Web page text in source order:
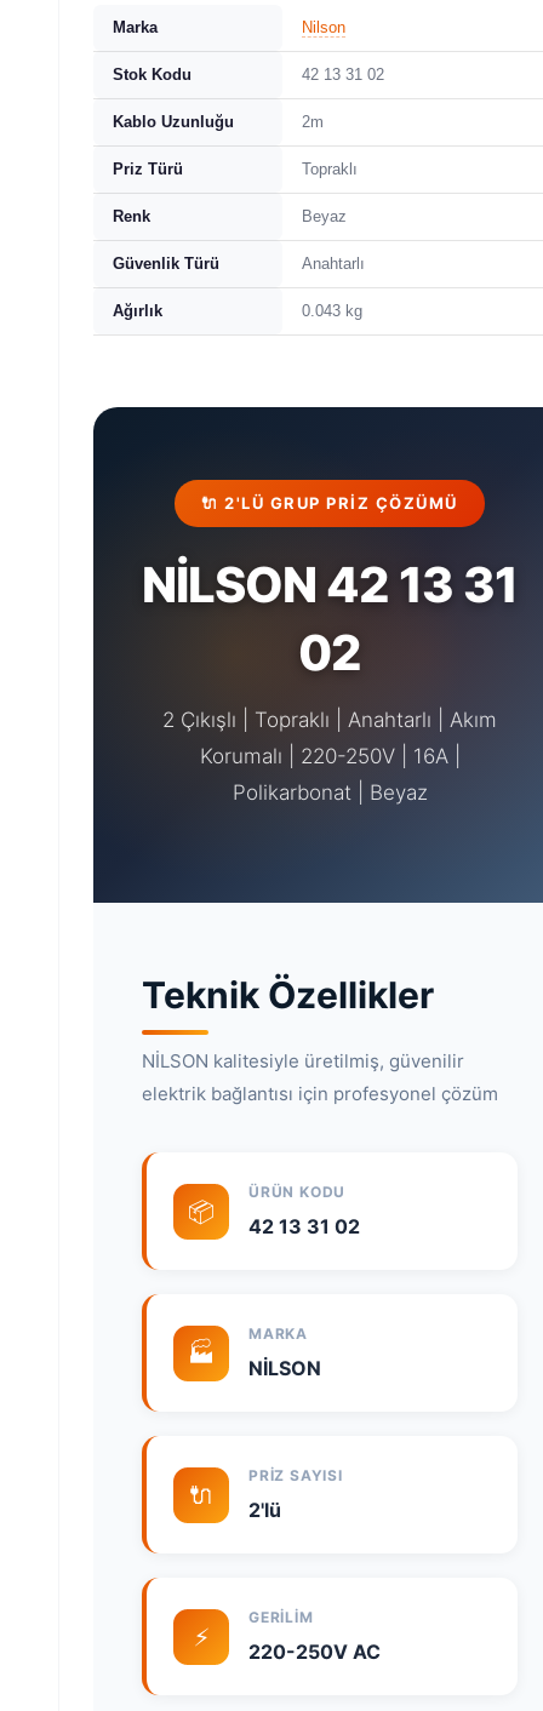
Marka Nilson
Stok Kodu 42 13 31 02
Kablo Uzunluğu 2m
Priz Türü Topraklı
Renk Beyaz
Güvenlik Türü Anahtarlı
Ağırlık 0.043 kg
🔌 2'LÜ GRUP PRIZ ÇÖZÜMÜ
NİLSON 42 13 31
02
2 Çıkışlı | Topraklı | Anahtarlı | Akım
Korumalı | 220-250V | 16A |
Polikarbonat | Beyaz
Teknik Özellikler
NİLSON kalitesiyle üretilmiş, güvenilir
elektrik bağlantısı için profesyonel çözüm
📦
ÜRÜN KODU
42 13 31 02
🏭
MARKA
NİLSON
🔌
PRIZ SAYISI
2'lü
⚡
GERILIM
220-250V AC